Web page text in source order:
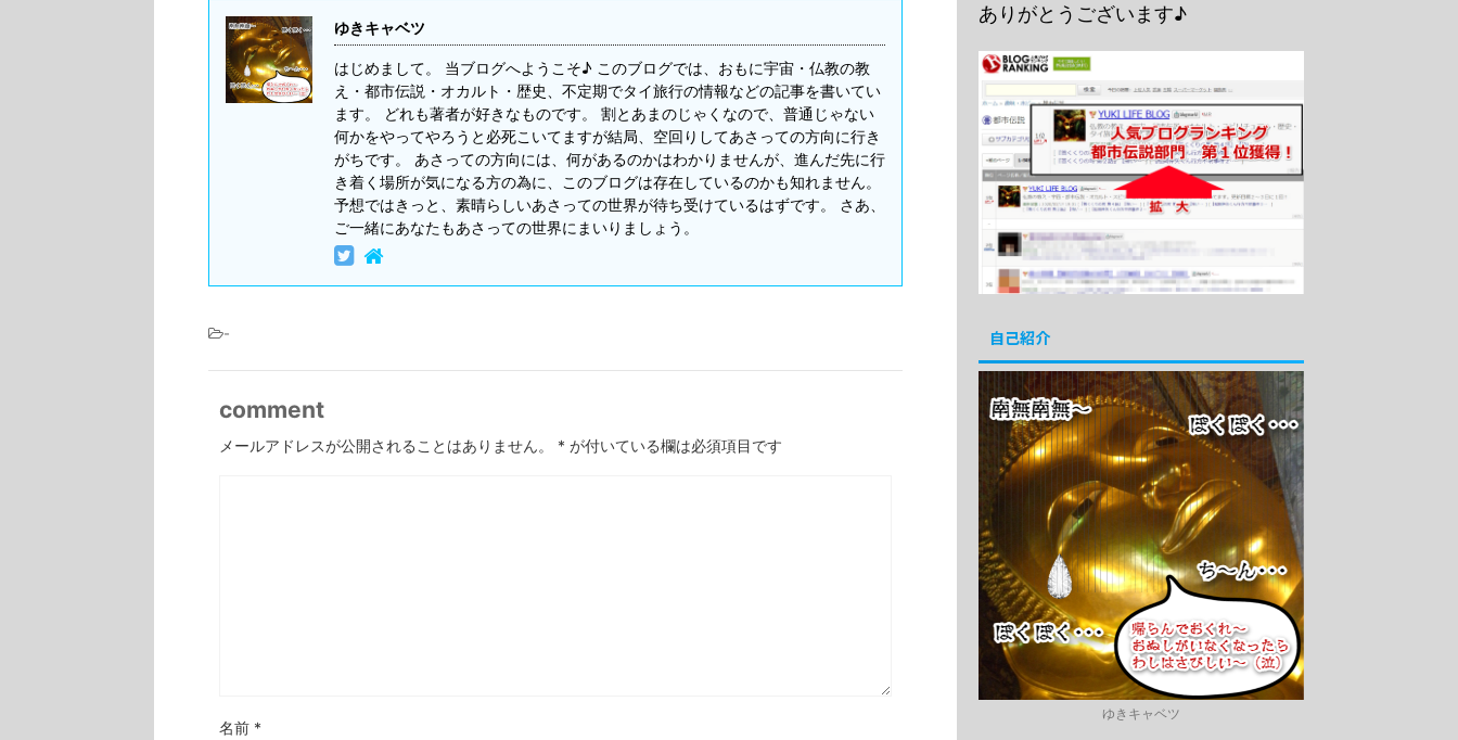
ゆきキャベツ
はじめまして。 当ブログへようこそ♪ このブログでは、おもに宇宙・仏教の教
え・都市伝説・オカルト・歴史、不定期でタイ旅行の情報などの記事を書いてい
ます。 どれも著者が好きなものです。 割とあまのじゃくなので、普通じゃない
何かをやってやろうと必死こいてますが結局、空回りしてあさっての方向に行き
がちです。 あさっての方向には、何があるのかはわかりませんが、進んだ先に行
き着く場所が気になる方の為に、このブログは存在しているのかも知れません。
予想ではきっと、素晴らしいあさっての世界が待ち受けているはずです。 さあ、
ご一緒にあなたもあさっての世界にまいりましょう。
-
comment
メールアドレスが公開されることはありません。 * が付いている欄は必須項目です
名前 *
ありがとうございます♪
自己紹介
ゆきキャベツ